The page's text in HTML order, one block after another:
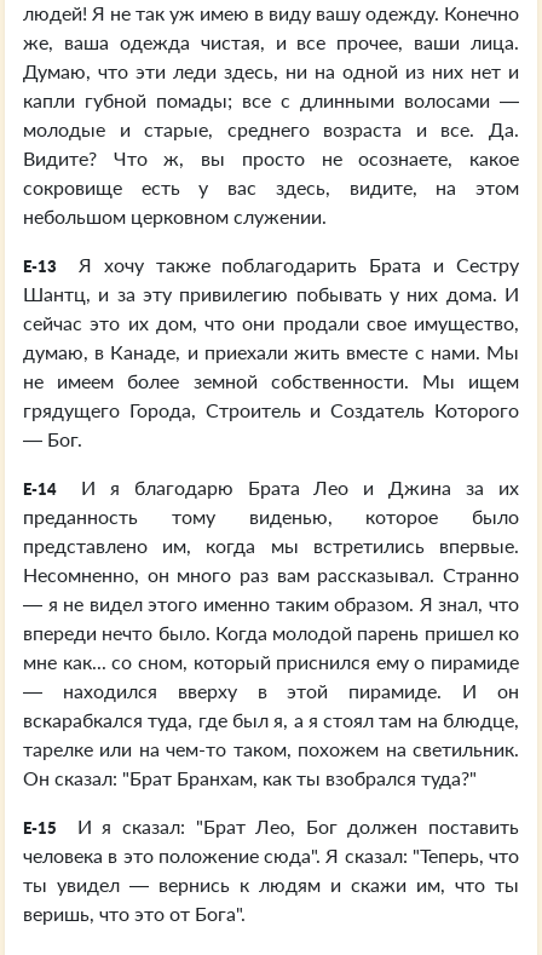
людей! Я не так уж имею в виду вашу одежду. Конечно
же, ваша одежда чистая, и все прочее, ваши лица.
Думаю, что эти леди здесь, ни на одной из них нет и
капли губной помады; все с длинными волосами —
молодые и старые, среднего возраста и все. Да.
Видите? Что ж, вы просто не осознаете, какое
сокровище есть у вас здесь, видите, на этом
небольшом церковном служении.
E-13
Я хочу также поблагодарить Брата и Сестру
Шантц, и за эту привилегию побывать у них дома. И
сейчас это их дом, что они продали свое имущество,
думаю, в Канаде, и приехали жить вместе с нами. Мы
не имеем более земной собственности. Мы ищем
грядущего Города, Строитель и Создатель Которого
— Бог.
E-14
И я благодарю Брата Лео и Джина за их
преданность тому виденью, которое было
представлено им, когда мы встретились впервые.
Несомненно, он много раз вам рассказывал. Странно
— я не видел этого именно таким образом. Я знал, что
впереди нечто было. Когда молодой парень пришел ко
мне как... со сном, который приснился ему о пирамиде
— находился вверху в этой пирамиде. И он
вскарабкался туда, где был я, а я стоял там на блюдце,
тарелке или на чем-то таком, похожем на светильник.
Он сказал: "Брат Бранхам, как ты взобрался туда?"
E-15
И я сказал: "Брат Лео, Бог должен поставить
человека в это положение сюда". Я сказал: "Теперь, что
ты увидел — вернись к людям и скажи им, что ты
веришь, что это от Бога".